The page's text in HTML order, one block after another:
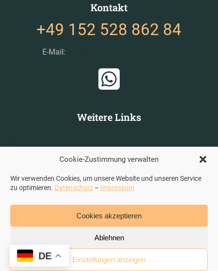
Cookie-Zustimmung verwalten
Wir verwenden Cookies, um unsere Website und unseren Service
zu optimieren. Datenschutz – Impressum
Cookies akzeptieren
Ablehnen
Einstellungen anzeigen
Kontakt
+49 152 528 862 84
E-Mail:
Weitere Links
© 2024 Lvice Sicherheitsdienst „Im Lev“ |Impressum|
DE